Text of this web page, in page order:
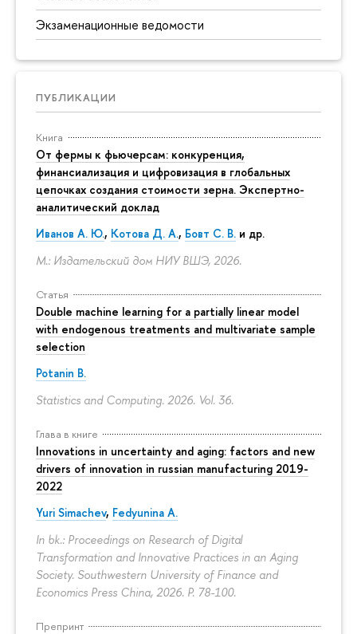
Экзаменационные ведомости
ПУБЛИКАЦИИ
Книга
От фермы к фьючерсам: конкуренция,
финансиализация и цифровизация в глобальных
цепочках создания стоимости зерна. Экспертно-
аналитический доклад
Иванов А. Ю., Котова Д. А., Бовт С. В. и др.
М.: Издательский дом НИУ ВШЭ, 2026.
Статья
Double machine learning for a partially linear model
with endogenous treatments and multivariate sample
selection
Potanin B.
Statistics and Computing. 2026. Vol. 36.
Глава в книге
Innovations in uncertainty and aging: factors and new
drivers of innovation in russian manufacturing 2019-
2022
Yuri Simachev, Fedyunina A.
In bk.: Proceedings on Research of Digital
Transformation and Innovative Practices in an Aging
Society. Southwestern University of Finance and
Economics Press China, 2026. P. 78-100.
Препринт